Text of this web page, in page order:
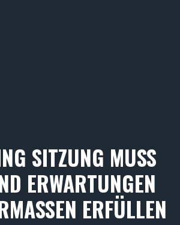
SITZUNG MUSS
ERWARTUNGEN
ERFÜLLEN